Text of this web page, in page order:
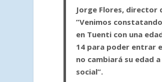
Jorge Flores, director
”Venimos
en Tuenti con una
14 para poder entrar
no cambiará su edad
social”.